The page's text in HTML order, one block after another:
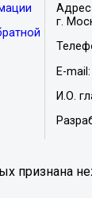
Адрес
г.
E-
И.О.
признана